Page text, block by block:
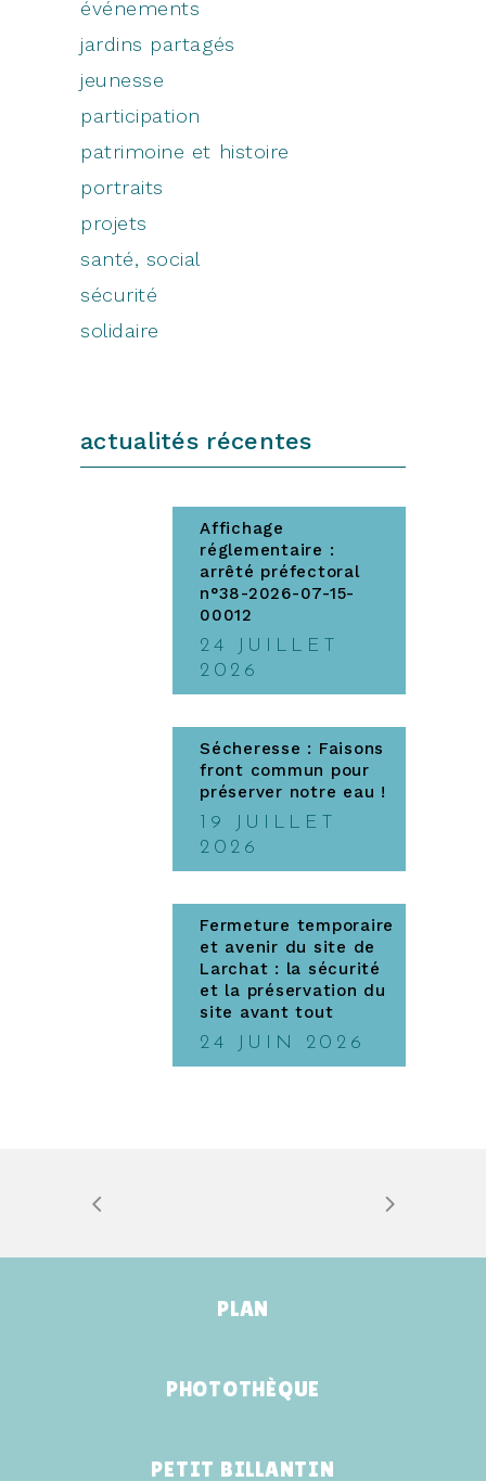
événements
jardins partagés
jeunesse
participation
patrimoine et histoire
portraits
projets
santé, social
sécurité
solidaire
actualités récentes
Affichage
réglementaire :
arrêté préfectoral
n°38-2026-07-15-
00012
24 JUILLET
2026
Sécheresse : Faisons
front commun pour
préserver notre eau !
19 JUILLET
2026
Fermeture temporaire
et avenir du site de
Larchat : la sécurité
et la préservation du
site avant tout
24 JUIN 2026
PLAN
PHOTOTHÈQUE
PETIT BILLANTIN